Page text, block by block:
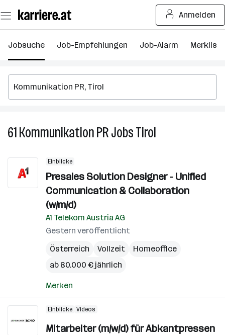
Seiteninhalt
springen
Anmelden
Jobsuche Job-Empfehlungen Job-Alarm Merkliste
61Kommunikation PRJobsTirol
in
Tirol
Einblicke
Presales Solution Designer - Unified
Communication & Collaboration
(w/m/d)
A1 Telekom Austria AG
Gestern veröffentlicht
Österreich
Vollzeit
Homeoffice
ab 80.000 € jährlich
Merken
Einblicke Videos
Mitarbeiter (m/w/d) für Abkantpressen